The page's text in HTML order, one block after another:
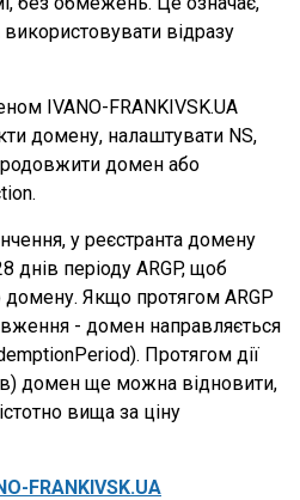
відразу
IVANO-FRANKIVSK.UA
домену, налаштувати NS,
домен або
у реєстранта домену
днів періоду ARGP, щоб
Якщо протягом ARGP
- домен направляється
Протягом дії
домен ще можна відновити,
вища за ціну
FRANKIVSK.UA